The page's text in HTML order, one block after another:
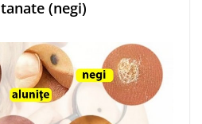
(negi)